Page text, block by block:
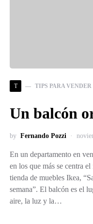
T TIPS PARA VENDER
Un balcón
by Fernando Pozzi
En un departamento en
en los que más se centra
tienda de muebles Ikea,
semana”. El balcón es el
aire, la luz y la…